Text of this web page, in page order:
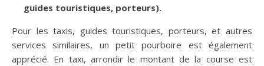
guides touristiques, porteurs).
Pour les taxis, guides touristiques, porteurs, et autres
services similaires, un petit pourboire est également
apprécié. En taxi, arrondir le montant de la course est